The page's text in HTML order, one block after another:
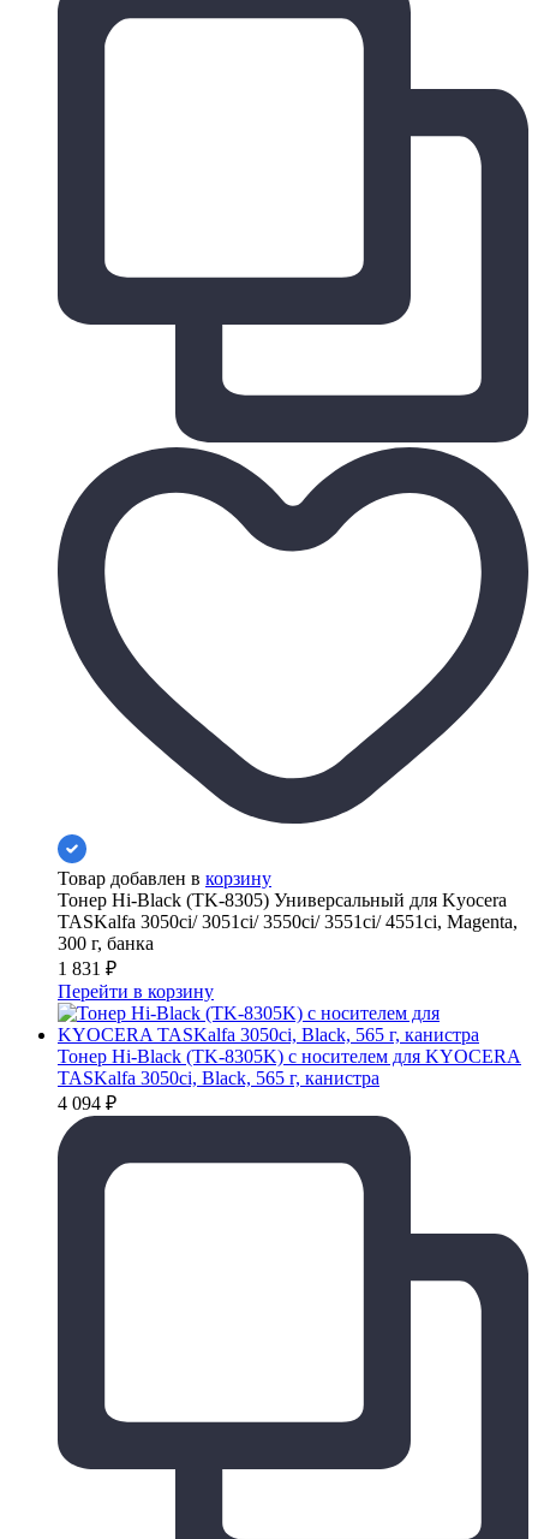
Товар добавлен в корзину
Тонер Hi-Black (TK-8305) Универсальный для Kyocera
TASKalfa 3050ci/ 3051ci/ 3550ci/ 3551ci/ 4551ci, Magenta,
300 г, банка
1 831 ₽
Перейти в корзину
Тонер Hi-Black (TK-8305K) с носителем для KYOCERA
TASKalfa 3050ci, Black, 565 г, канистра
4 094 ₽